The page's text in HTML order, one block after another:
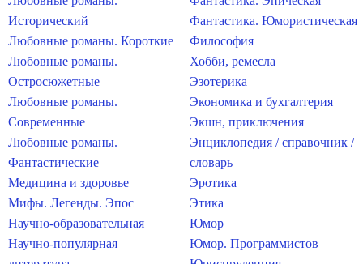
Исторический
Любовные романы. Короткие
Любовные романы.
Остросюжетные
Любовные романы.
Современные
Любовные романы.
Фантастические
Медицина и здоровье
Мифы. Легенды. Эпос
Научно-образовательная
Научно-популярная
Фантастика. Юмористическая
Философия
Хобби, ремесла
Эзотерика
Экономика и бухгалтерия
Экшн, приключения
Энциклопедия / справочник /
словарь
Эротика
Этика
Юмор
Юмор. Программистов